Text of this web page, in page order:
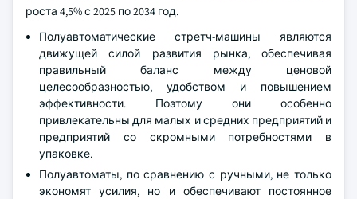
роста 4,5% с 2025 по 2034 год.
Полуавтоматические стретч-машины являются
движущей силой развития рынка, обеспечивая
правильный баланс между ценовой
целесообразностью, удобством и повышением
эффективности. Поэтому они особенно
привлекательны для малых и средних предприятий и
предприятий со скромными потребностями в
упаковке.
Полуавтоматы, по сравнению с ручными, не только
экономят усилия, но и обеспечивают постоянное